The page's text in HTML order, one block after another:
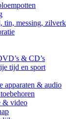
tin, messing,
& CD’s
tijd en sport
apparaten & audio
& video